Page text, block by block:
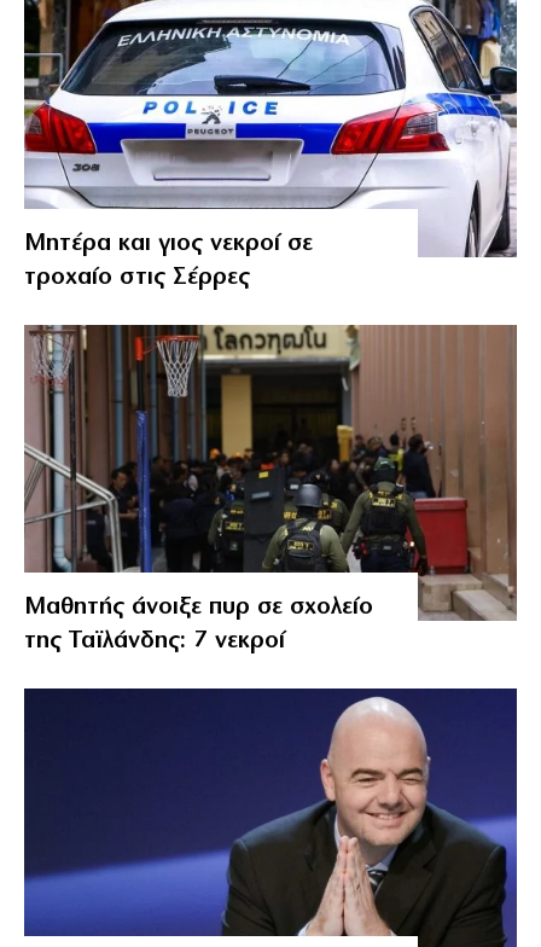
Μητέρα και γιος νεκροί σε
τροχαίο στις Σέρρες
Μαθητής άνοιξε πυρ σε σχολείο
της Ταϊλάνδης: 7 νεκροί